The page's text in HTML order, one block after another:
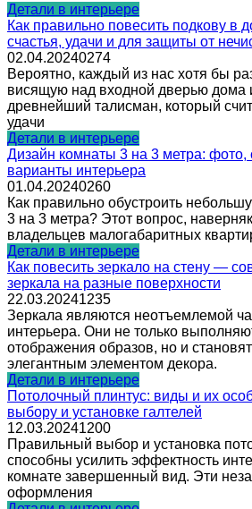
Детали в интерьере
Как правильно повесить подкову в
счастья, удачи и для защиты от
02.04.20240274
Вероятно, каждый из нас хотя бы
висящую над входной дверью дома
древнейший талисман, который
удачи
Детали в интерьере
Дизайн комнаты 3 на 3 метра: фото,
варианты интерьера
01.04.20240260
Как правильно обустроить
3 на 3 метра? Этот вопрос,
владельцев малогабаритных
Детали в интерьере
Как повесить зеркало на стену —
зеркала на разные поверхности
22.03.20241235
Зеркала являются неотъемлемой
интерьера. Они не только
отображения образов, но и
элегантным элементом декора.
Детали в интерьере
Потолочный плинтус: виды и их
выбору и установке галтелей
12.03.20241200
Правильный выбор и установка
способны усилить эффектность
комнате завершенный вид. Эти
оформления